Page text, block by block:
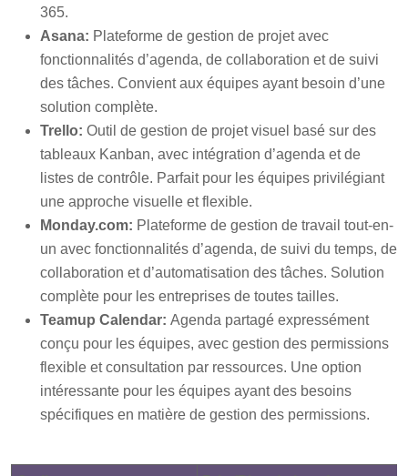
365.
Asana: Plateforme de gestion de projet avec
fonctionnalités d’agenda, de collaboration et de suivi
des tâches. Convient aux équipes ayant besoin d’une
solution complète.
Trello: Outil de gestion de projet visuel basé sur des
tableaux Kanban, avec intégration d’agenda et de
listes de contrôle. Parfait pour les équipes privilégiant
une approche visuelle et flexible.
Monday.com: Plateforme de gestion de travail tout-en-
un avec fonctionnalités d’agenda, de suivi du temps, de
collaboration et d’automatisation des tâches. Solution
complète pour les entreprises de toutes tailles.
Teamup Calendar: Agenda partagé expressément
conçu pour les équipes, avec gestion des permissions
flexible et consultation par ressources. Une option
intéressante pour les équipes ayant des besoins
spécifiques en matière de gestion des permissions.